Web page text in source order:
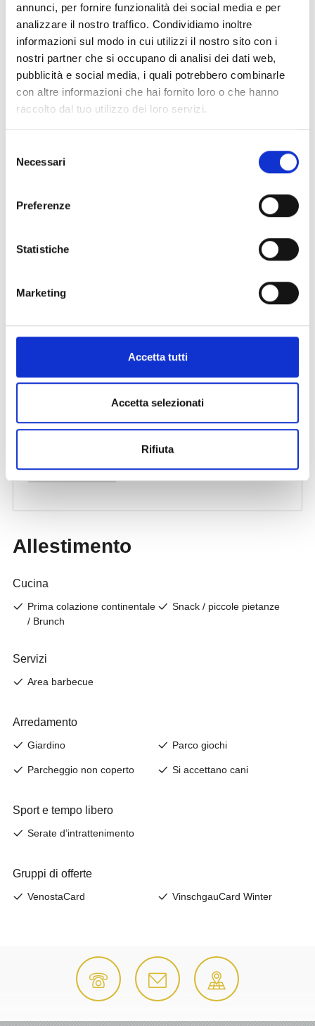
annunci, per fornire funzionalità dei social media e per
analizzare il nostro traffico. Condividiamo inoltre
informazioni sul modo in cui utilizzi il nostro sito con i
nostri partner che si occupano di analisi dei dati web,
pubblicità e social media, i quali potrebbero combinarle
con altre informazioni che hai fornito loro o che hanno
raccolto dal tuo utilizzo dei loro servizi.
delNecessari
Preferenze
Statistiche
Marketing
Accetta tutti
Accetta selezionati
Rifiuta